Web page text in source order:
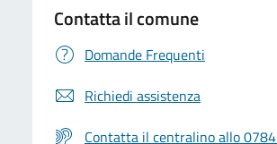
Contatta il comune
Domande Frequenti
Richiedi assistenza
Contatta il centralino allo